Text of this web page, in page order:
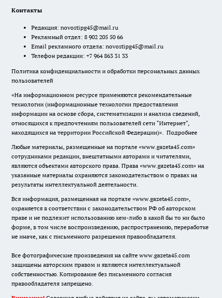
Контакты
Редакция: novostipg45@mail.ru
Рекламный отдел: 8 902 205 50 66
Email рекламного отдела: novostipg45@mail.ru
Телефон редакции: +7 964 863 31 33
Политика конфиденциальности и обработки персональных данных
пользователей
«На информационном ресурсе применяются рекомендательные
технологии (информационные технологии предоставления
информации на основе сбора, систематизации и анализа сведений,
относящихся к предпочтениям пользователей сети "Интернет",
находящихся на территории Российской Федерации)». Подробнее
Любые материалы, размещенные на портале «www.gazeta45.com»
сотрудниками редакции, внештатными авторами и читателями,
являются объектами авторского права. Права «www.gazeta45.com» на
указанные материалы охраняются законодательством о правах на
результаты интеллектуальной деятельности.
Вся информация, размещенная на портале «www.gazeta45.com»,
охраняется в соответствии с законодательством РФ об авторском
праве и не подлежит использованию кем-либо в какой бы то ни было
форме, в том числе воспроизведению, распространению, переработке
не иначе, как с письменного разрешения правообладателя.
Все фотографические произведения на сайте www.gazeta45.com
защищены авторским правом и являются интеллектуальной
собственностью. Копирование без письменного согласия
правообладателя запрещено.